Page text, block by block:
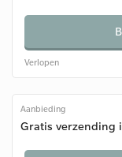
Verlopen
Aanbieding
Gratis verzending